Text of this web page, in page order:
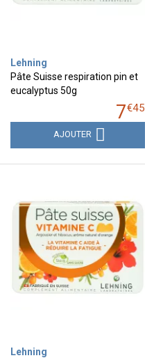
Lehning
Pâte Suisse respiration pin et
eucalyptus 50g
7€45
AJOUTER
Lehning